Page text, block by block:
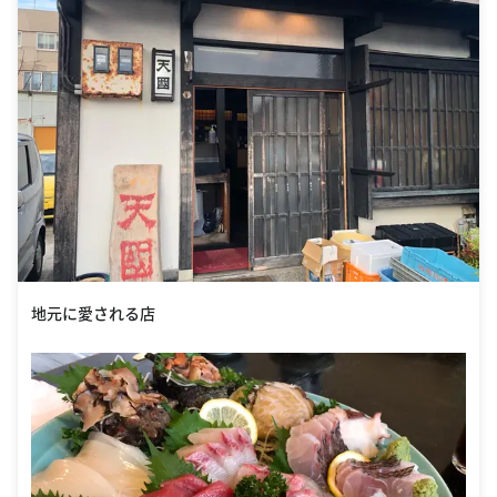
地元に愛される店